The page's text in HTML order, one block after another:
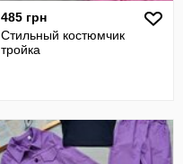
485 грн
Стильный костюмчик
тройка